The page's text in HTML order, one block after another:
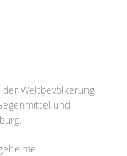
Weltbevölkerung
und